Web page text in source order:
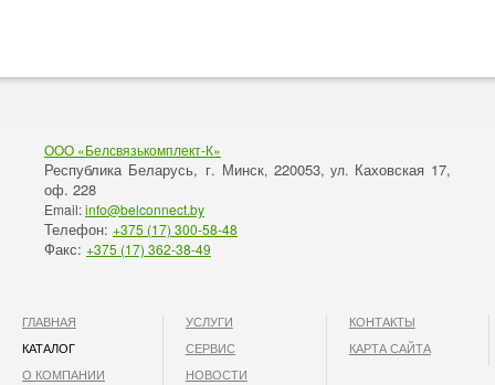
ООО «Белсвязькомплект-К»
Республика Беларусь, г. Минск, 220053, ул. Каховская 17,
оф. 228
Email:info@belconnect.by
Телефон: +375 (17) 300-58-48
Факс: +375 (17) 362-38-49
ГЛАВНАЯ
КАТАЛОГ
О КОМПАНИИ
УСЛУГИ
СЕРВИС
НОВОСТИ
КОНТАКТЫ
КАРТА САЙТА